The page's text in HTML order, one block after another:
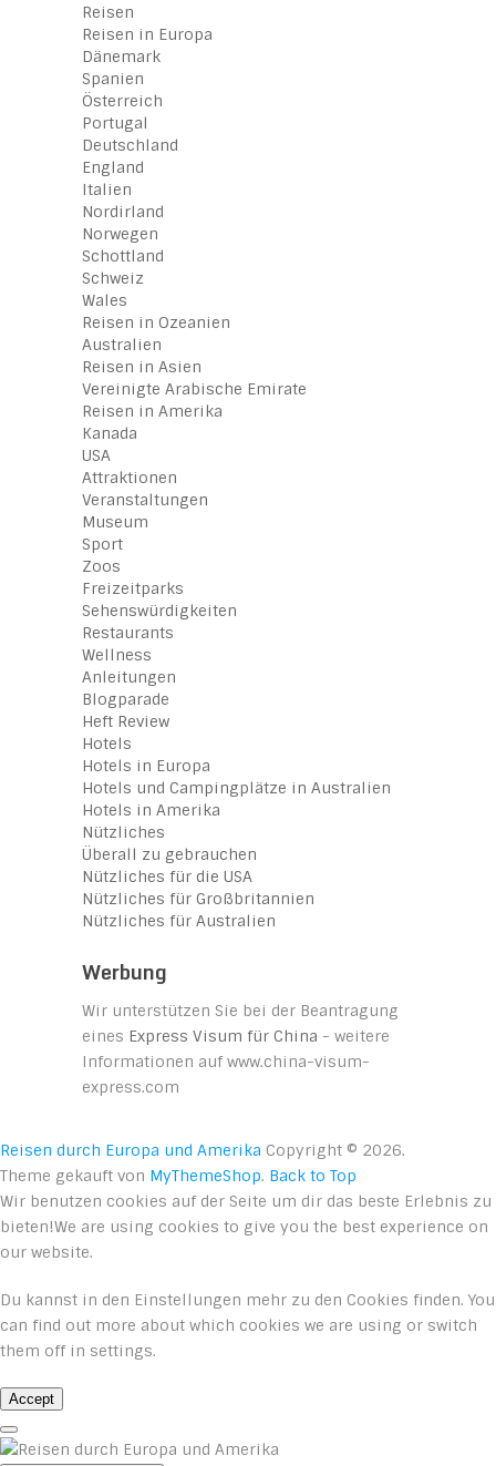
Reisen
Reisen in Europa
Dänemark
Spanien
Österreich
Portugal
Deutschland
England
Italien
Nordirland
Norwegen
Schottland
Schweiz
Wales
Reisen in Ozeanien
Australien
Reisen in Asien
Vereinigte Arabische Emirate
Reisen in Amerika
Kanada
USA
Attraktionen
Veranstaltungen
Museum
Sport
Zoos
Freizeitparks
Sehenswürdigkeiten
Restaurants
Wellness
Anleitungen
Blogparade
Heft Review
Hotels
Hotels in Europa
Hotels und Campingplätze in Australien
Hotels in Amerika
Nützliches
Überall zu gebrauchen
Nützliches für die USA
Nützliches für Großbritannien
Nützliches für Australien
Werbung
Wir unterstützen Sie bei der Beantragung
eines Express Visum für China - weitere
Informationen auf www.china-visum-
express.com
Reisen durch Europa und Amerika Copyright © 2026.
Theme gekauft von MyThemeShop. Back to Top
Wir benutzen cookies auf der Seite um dir das beste Erlebnis zu
bieten!We are using cookies to give you the best experience on
our website.
Du kannst in den Einstellungen mehr zu den Cookies finden. You
can find out more about which cookies we are using or switch
them off in settings.
Accept